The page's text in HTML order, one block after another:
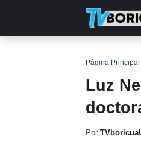
Página Principal
Luz
Por